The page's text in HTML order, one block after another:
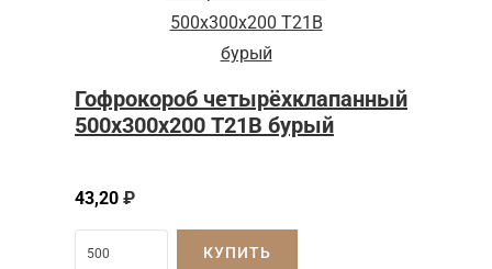
Гофрокороб четырёхклапанный
500х300х200 Т21В бурый
43,20 ₽
КУПИТЬ